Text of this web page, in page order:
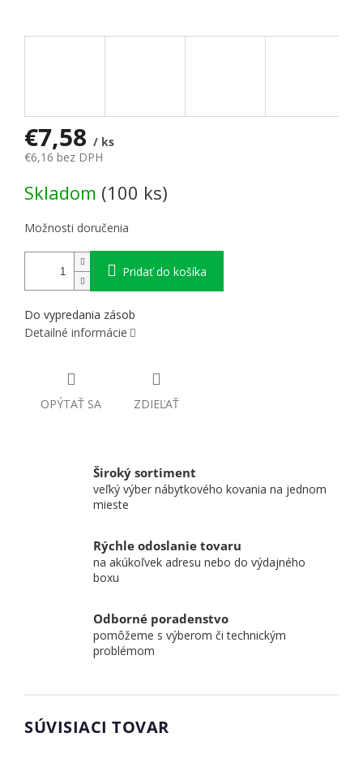
€7,58 / ks
€6,16 bez DPH
Skladom (100 ks)
Možnosti doručenia
Pridať do košíka
Do vypredania zásob
Detailné informácie
OPÝTAŤ SA ZDIEĽAŤ
Široký sortiment
veľký výber nábytkového kovania na jednom
mieste
Rýchle odoslanie tovaru
na akúkoľvek adresu nebo do výdajného
boxu
Odborné poradenstvo
pomôžeme s výberom či technickým
problémom
SÚVISIACI TOVAR